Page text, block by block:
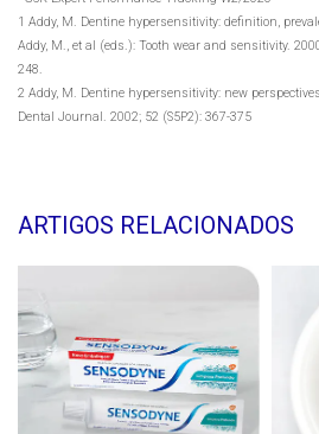
1 Addy, M. Dentine hypersensitivity: definition,
Addy, M., et al (eds.): Tooth wear and sensitivity.
248.
2 Addy, M. Dentine hypersensitivity: new
Dental Journal. 2002; 52 (S5P2): 367-375
ARTIGOS RELACIONADOS